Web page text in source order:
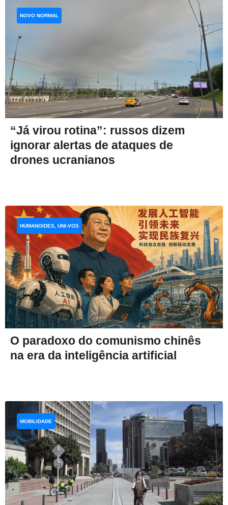
“Já virou rotina”: russos dizem
ignorar alertas de ataques de
drones ucranianos
NOVO NORMAL
O paradoxo do comunismo chinês
na era da inteligência artificial
HUMANOIDES, UNI-VOS
MOBILIDADE